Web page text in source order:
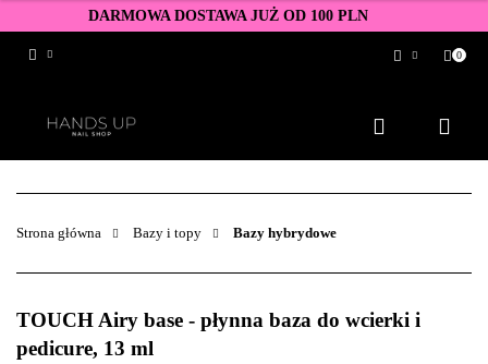
DARMOWA DOSTAWA JUŻ OD 100 PLN
Zarejestruj się
Dodaj zgłoszenie
Zgody cookies
0
Strona główna Bazy i topy Bazy hybrydowe
TOUCH Airy base - płynna baza do wcierki i
pedicure, 13 ml